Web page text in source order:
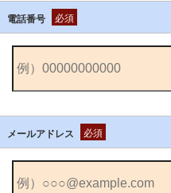
電話番号 必須
メールアドレス 必須